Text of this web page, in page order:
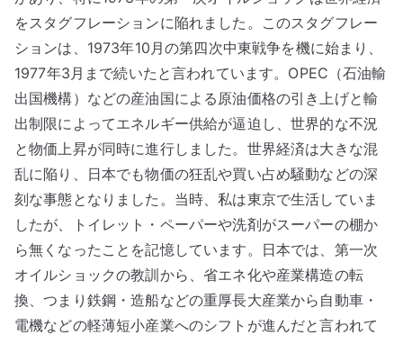
をスタグフレーションに陥れました。このスタグフレー
ションは、1973年10月の第四次中東戦争を機に始まり、
1977年3月まで続いたと言われています。OPEC（石油輸
出国機構）などの産油国による原油価格の引き上げと輸
出制限によってエネルギー供給が逼迫し、世界的な不況
と物価上昇が同時に進行しました。世界経済は大きな混
乱に陥り、日本でも物価の狂乱や買い占め騒動などの深
刻な事態となりました。当時、私は東京で生活していま
したが、トイレット・ペーパーや洗剤がスーパーの棚か
ら無くなったことを記憶しています。日本では、第一次
オイルショックの教訓から、省エネ化や産業構造の転
換、つまり鉄鋼・造船などの重厚長大産業から自動車・
電機などの軽薄短小産業へのシフトが進んだと言われて